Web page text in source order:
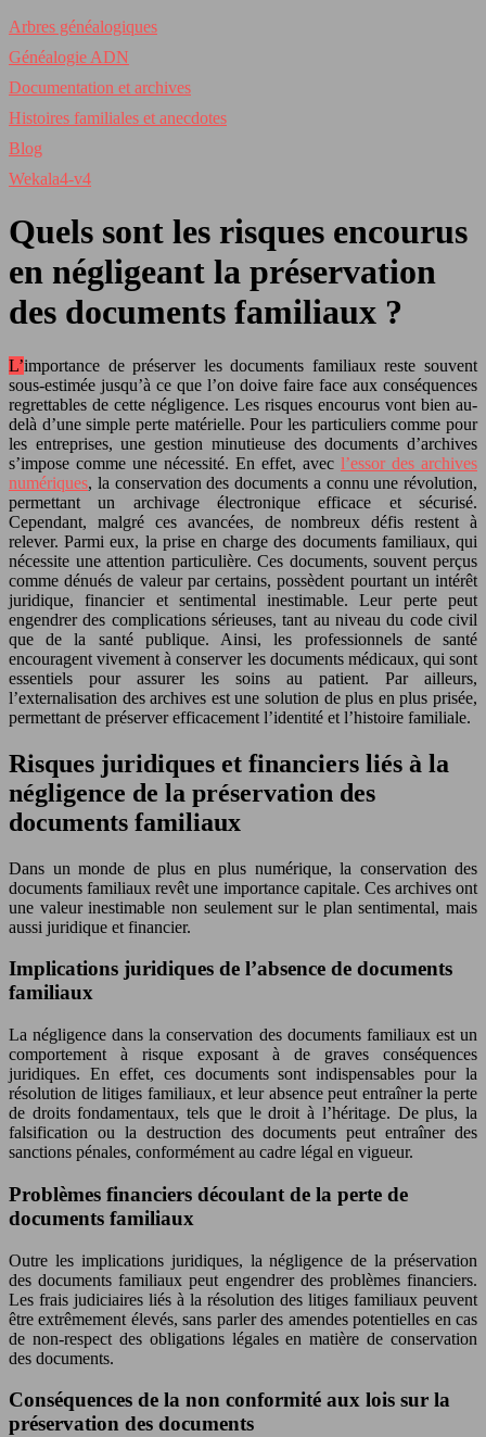
Arbres généalogiques
Généalogie ADN
Documentation et archives
Histoires familiales et anecdotes
Blog
Wekala4-v4
Quels sont les risques encourus
en négligeant la préservation
des documents familiaux ?
L’importance de préserver les documents familiaux reste souvent
sous-estimée jusqu’à ce que l’on doive faire face aux conséquences
regrettables de cette négligence. Les risques encourus vont bien au-
delà d’une simple perte matérielle. Pour les particuliers comme pour
les entreprises, une gestion minutieuse des documents d’archives
s’impose comme une nécessité. En effet, avec l’essor des archives
numériques, la conservation des documents a connu une révolution,
permettant un archivage électronique efficace et sécurisé.
Cependant, malgré ces avancées, de nombreux défis restent à
relever. Parmi eux, la prise en charge des documents familiaux, qui
nécessite une attention particulière. Ces documents, souvent perçus
comme dénués de valeur par certains, possèdent pourtant un intérêt
juridique, financier et sentimental inestimable. Leur perte peut
engendrer des complications sérieuses, tant au niveau du code civil
que de la santé publique. Ainsi, les professionnels de santé
encouragent vivement à conserver les documents médicaux, qui sont
essentiels pour assurer les soins au patient. Par ailleurs,
l’externalisation des archives est une solution de plus en plus prisée,
permettant de préserver efficacement l’identité et l’histoire familiale.
Risques juridiques et financiers liés à la
négligence de la préservation des
documents familiaux
Dans un monde de plus en plus numérique, la conservation des
documents familiaux revêt une importance capitale. Ces archives ont
une valeur inestimable non seulement sur le plan sentimental, mais
aussi juridique et financier.
Implications juridiques de l’absence de documents
familiaux
La négligence dans la conservation des documents familiaux est un
comportement à risque exposant à de graves conséquences
juridiques. En effet, ces documents sont indispensables pour la
résolution de litiges familiaux, et leur absence peut entraîner la perte
de droits fondamentaux, tels que le droit à l’héritage. De plus, la
falsification ou la destruction des documents peut entraîner des
sanctions pénales, conformément au cadre légal en vigueur.
Problèmes financiers découlant de la perte de
documents familiaux
Outre les implications juridiques, la négligence de la préservation
des documents familiaux peut engendrer des problèmes financiers.
Les frais judiciaires liés à la résolution des litiges familiaux peuvent
être extrêmement élevés, sans parler des amendes potentielles en cas
de non-respect des obligations légales en matière de conservation
des documents.
Conséquences de la non conformité aux lois sur la
préservation des documents